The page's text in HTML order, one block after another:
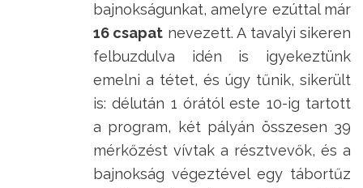
bajnokságunkat, amelyre ezúttal már
16 csapat nevezett. A tavalyi sikeren
felbuzdulva idén is igyekeztünk
emelni a tétet, és úgy tűnik, sikerült
is: délután 1 órától este 10-ig tartott
a program, két pályán összesen 39
mérkőzést vívtak a résztvevők, és a
bajnokság végeztével egy tábortűz